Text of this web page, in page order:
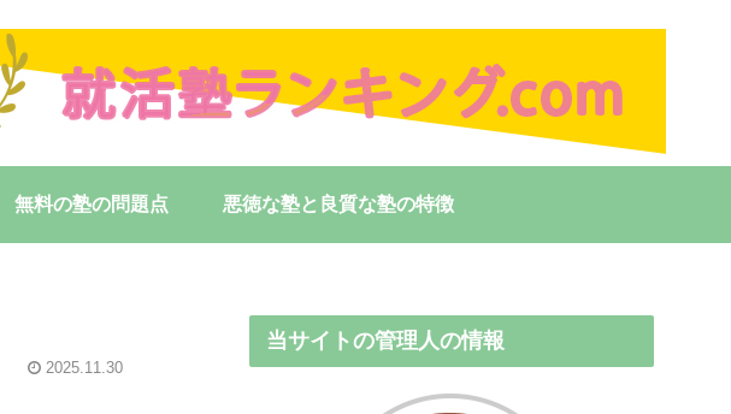
無料の塾の問題点 悪徳な塾と良質な塾の特徴
2025.11.30
当サイトの管理人の情報